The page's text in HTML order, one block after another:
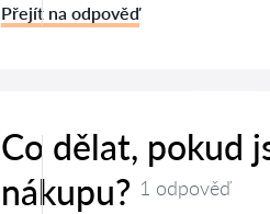
Přejít na odpověď
Co dělat, pokud
nákupu? 1 odpověď